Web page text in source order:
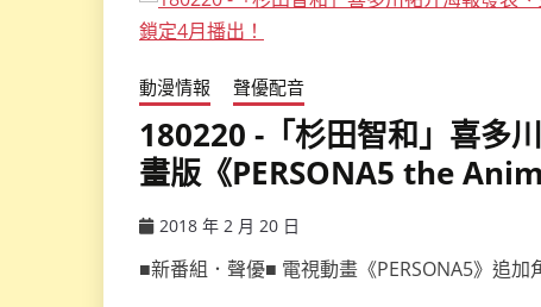
動漫情報 聲優配音
180220 -「杉田智和」喜多
畫版《PERSONA5 the
2018 年 2 月 20 日
■新番組．聲優■ 電視動畫《PERSONA5》追